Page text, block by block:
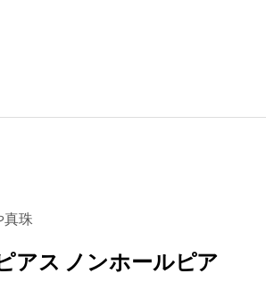
真珠
アス ノンホールピア